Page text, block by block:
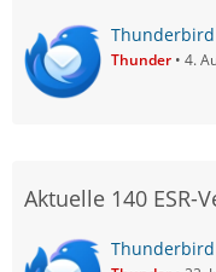
Thunderbird
Thunder 4.
Aktuelle 140 ESR-
Thunderbird